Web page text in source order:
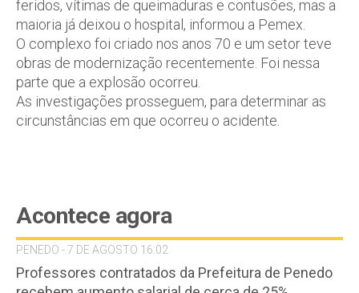
feridos, vítimas de queimaduras e contusões, mas a
maioria já deixou o hospital, informou a Pemex.
O complexo foi criado nos anos 70 e um setor teve
obras de modernização recentemente. Foi nessa
parte que a explosão ocorreu.
As investigações prosseguem, para determinar as
circunstâncias em que ocorreu o acidente.
Acontece agora
PENEDO - 7 DE AGOSTO 16:02
Professores contratados da Prefeitura de Penedo